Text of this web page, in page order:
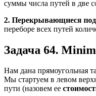
суммы числа путей в две
2. Перекрывающиеся
переборе всех путей
Задача 64.
Нам дана прямоугольная
Мы стартуем в левом
пути (назовем ее